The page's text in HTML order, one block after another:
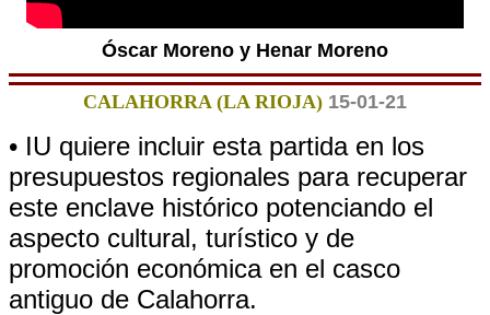
Óscar Moreno y Henar Moreno
CALAHORRA (LA RIOJA) 15-01-21
• IU quiere incluir esta partida en los
presupuestos regionales para recuperar
este enclave histórico potenciando el
aspecto cultural, turístico y de
promoción económica en el casco
antiguo de Calahorra.